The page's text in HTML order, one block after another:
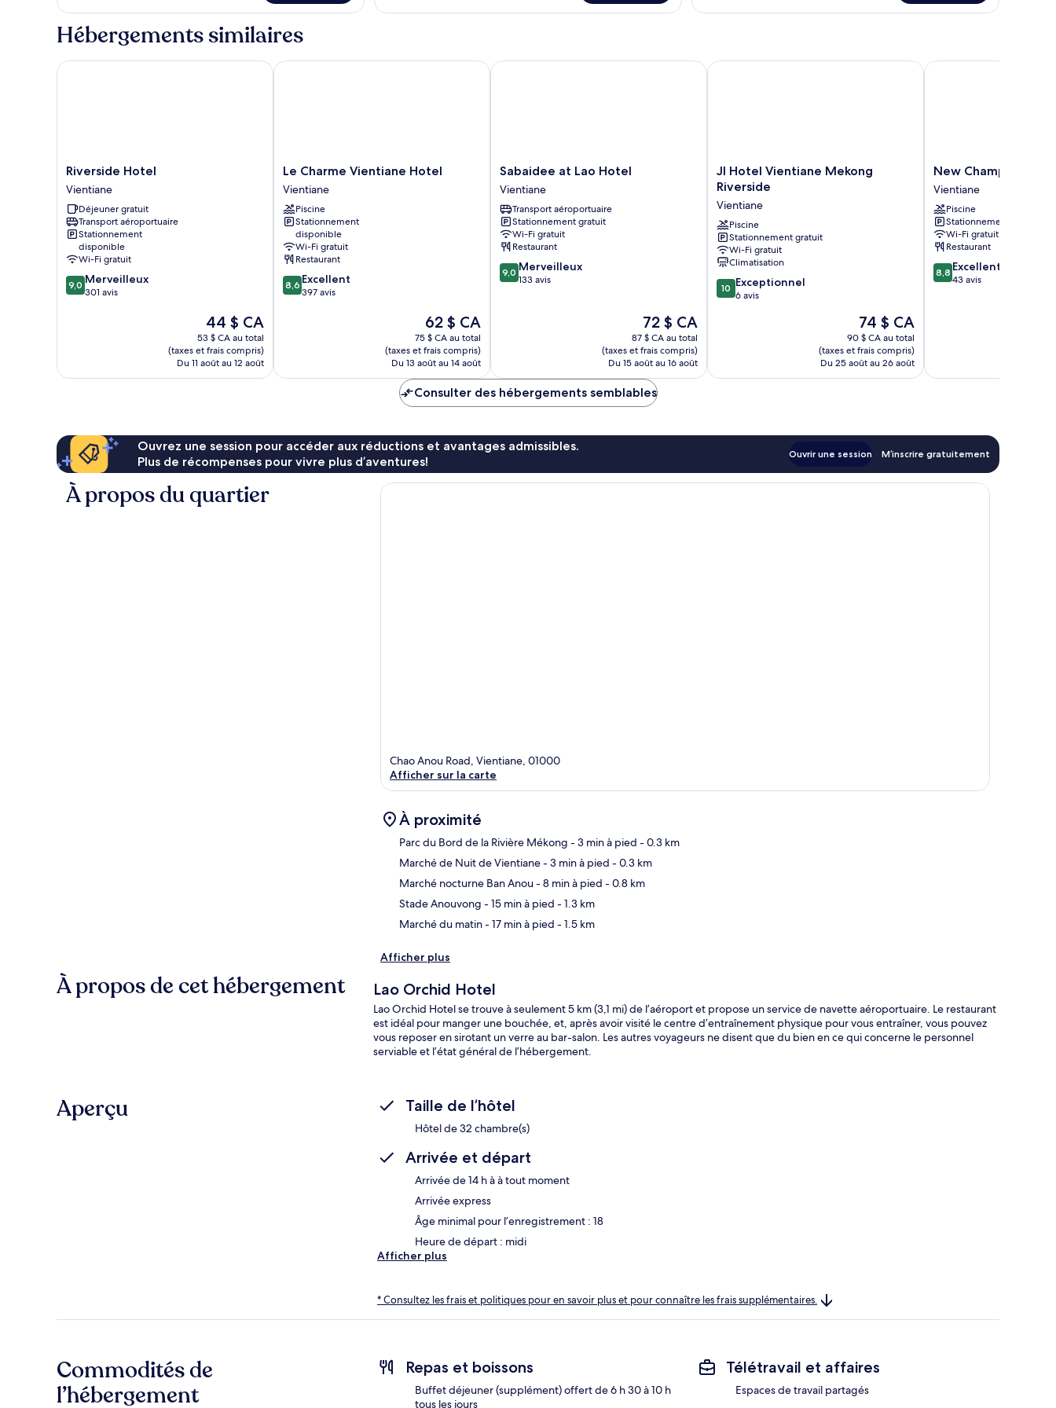
Chambre
supérieure
double
avec
vue
fleuve
Hébergements similaires
Riverside
Hotel
Vientiane
Riverside Hotel
Vientiane
Déjeuner gratuit
Transport aéroportuaire
Stationnement
disponible
Wi-Fi gratuit
9.0
sur
9,0 Merveilleux
301 avis
Le
prix
est
de
44 $ CA
44 $ CA
53 $ CA au total
(taxes et frais compris)
Du 11 août au 12 août
Riverside Hotel
Le
Charme
Vientiane
Hotel
Vientiane
Le Charme Vientiane Hotel
Vientiane
Piscine
Stationnement
disponible
Wi-Fi gratuit
Restaurant
8.6
sur
8,6 Excellent
397 avis
Le
prix
est
de
62 $ CA
62 $ CA
75 $ CA au total
(taxes et frais compris)
Du 13 août au 14 août
Le Charme Vientiane Hotel
Sabaidee
at
Lao
Hotel
Vientiane
Sabaidee at Lao Hotel
Vientiane
Transport aéroportuaire
Stationnement gratuit
Wi-Fi gratuit
Restaurant
9.0
sur
9,0 Merveilleux
133 avis
Le
prix
est
de
72 $ CA
72 $ CA
87 $ CA au total
(taxes et frais compris)
Du 15 août au 16 août
Sabaidee at Lao Hotel
JI
Hotel
Mekong
Riverside
Vientiane
JI Hotel Vientiane Mekong
Riverside
Vientiane
Piscine
Stationnement gratuit
Wi-Fi gratuit
Climatisation
10.0
sur
10 Exceptionnel
6 avis
Le
prix
est
de
74 $ CA
74 $ CA
90 $ CA au total
(taxes et frais compris)
Du 25 août au 26 août
JI Hotel Vientiane Mekong Riverside
New
Champa
Boutique
Hotel
Vientiane
New Champa
Vientiane
Piscine
Stationnement gratuit
Wi-Fi gratuit
Restaurant
8.8
sur
8,8 Excellent
43 avis
New Champa
Consulter des hébergements semblables
Ouvrez une session pour accéder aux réductions et avantages admissibles.
Plus de récompenses pour vivre plus d’aventures!
Ouvrir une session M’inscrire gratuitement
À propos du quartier
Chao Anou Road, Vientiane, 01000
Afficher sur la carte
À proximité
Parc du Bord de la Rivière Mékong - 3 min à pied - 0.3 km
Marché de Nuit de Vientiane- 3 min à pied - 0.3 km
Marché nocturne Ban Anou- 8 min à pied - 0.8 km
Stade Anouvong - 15 min à pied - 1.3 km
Marché du matin- 17 min à pied - 1.5 km
Afficher plus
À propos de cet hébergement Lao Orchid Hotel
Lao Orchid Hotel se trouve à seulement 5 km (3,1 mi) de l’aéroport et propose un service de navette aéroportuaire. Le restaurant
est idéal pour manger une bouchée, et, après avoir visité le centre d’entraînement physique pour vous entraîner, vous pouvez
vous reposer en sirotant un verre au bar-salon. Les autres voyageurs ne disent que du bien en ce qui concerne le personnel
serviable et l’état général de l’hébergement.
Aperçu Taille de l’hôtel
Hôtel de 32 chambre(s)
Arrivée et départ
Arrivée de 14 h à à tout moment
Arrivée express
Âge minimal pour l’enregistrement : 18
Heure de départ : midi
Afficher plus
* Consultez les frais et politiques pour en savoir plus et pour connaître les frais supplémentaires.
Commodités de
l’hébergement
Repas et boissons
Buffet déjeuner (supplément) offert de 6 h 30 à 10 h
tous les jours
Télétravail et affaires
Espaces de travail partagés